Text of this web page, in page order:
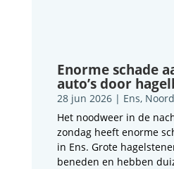
Enorme schade
auto’s door
28 jun 2026| Ens,
Het noodweer in de
zondag heeft enorme
in Ens. Grote
beneden en hebben